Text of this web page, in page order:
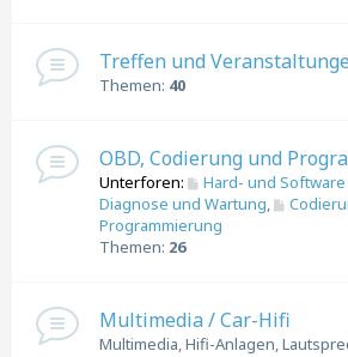
Treffen und
Themen: 40
OBD, Codierung und
Unterforen: Hard- und
Diagnose und Wartung,
Programmierung
Themen: 26
Multimedia / Car-Hifi
Multimedia, Hifi-Anlagen,